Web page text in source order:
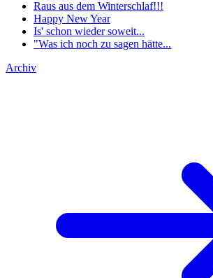
Raus aus dem Winterschlaf!!!
Happy New Year
Is' schon wieder soweit...
"Was ich noch zu sagen hätte...
Archiv